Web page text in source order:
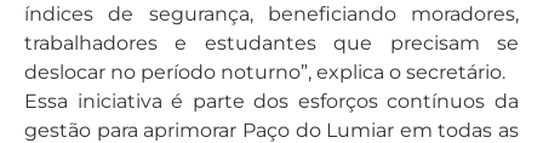
índices de segurança, beneficiando moradores,
trabalhadores e estudantes que precisam se
deslocar no período noturno”, explica o secretário.
Essa iniciativa é parte dos esforços contínuos da
gestão para aprimorar Paço do Lumiar em todas as